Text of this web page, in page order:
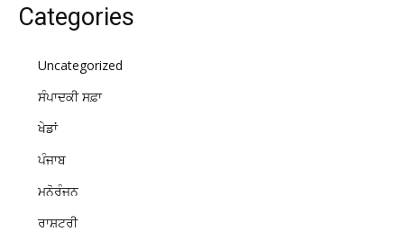
Categories
Uncategorized
ਸੰਪਾਦਕੀ ਸਫ਼ਾ
ਖੇਡਾਂ
ਪੰਜਾਬ
ਮਨੋਰੰਜਨ
ਰਾਸ਼ਟਰੀ